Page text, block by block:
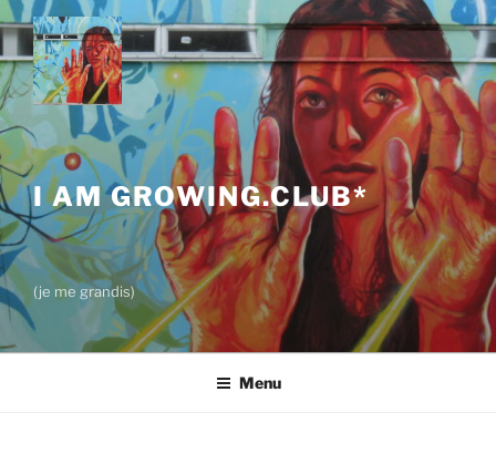
Aller
au
contenu
principal
I AM GROWING.CLUB*
(je me grandis)
Menu